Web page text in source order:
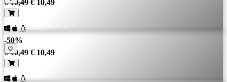
€ 10,49 € 10,49
-50%
€ 10,49 € 10,49